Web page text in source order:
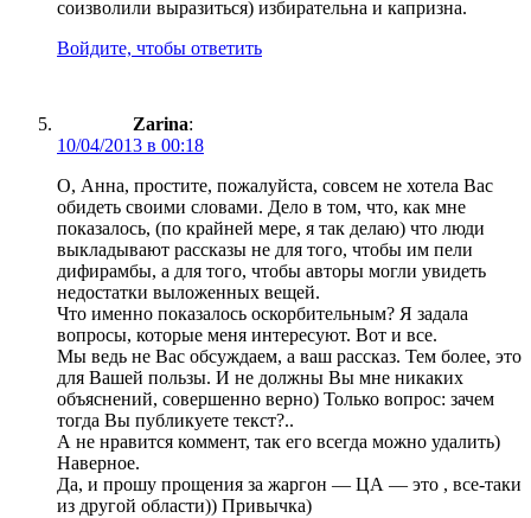
соизволили выразиться) избирательна и капризна.
Войдите, чтобы ответить
Zarina:
10/04/2013 в 00:18
О, Анна, простите, пожалуйста, совсем не хотела Вас
обидеть своими словами. Дело в том, что, как мне
показалось, (по крайней мере, я так делаю) что люди
выкладывают рассказы не для того, чтобы им пели
дифирамбы, а для того, чтобы авторы могли увидеть
недостатки выложенных вещей.
Что именно показалось оскорбительным? Я задала
вопросы, которые меня интересуют. Вот и все.
Мы ведь не Вас обсуждаем, а ваш рассказ. Тем более, это
для Вашей пользы. И не должны Вы мне никаких
объяснений, совершенно верно) Только вопрос: зачем
тогда Вы публикуете текст?..
А не нравится коммент, так его всегда можно удалить)
Наверное.
Да, и прошу прощения за жаргон — ЦА — это , все-таки
из другой области)) Привычка)